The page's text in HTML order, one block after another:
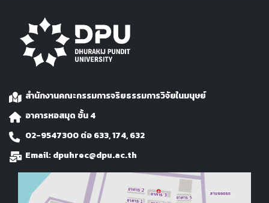
สำนักงานคณะกรรมการจริยธรรมการวิจัยในมนุษย์
อาคารหอสมุด ชั้น 4
02-9547300 ต่อ 633, 174, 632
Email: dpuhrec@dpu.ac.th